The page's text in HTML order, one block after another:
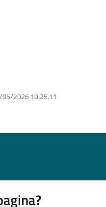
05/2026 10:25.11